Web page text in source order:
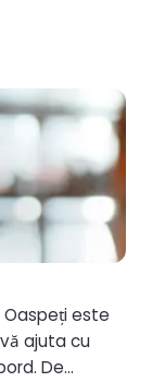
Oaspeți este
ajuta cu
De